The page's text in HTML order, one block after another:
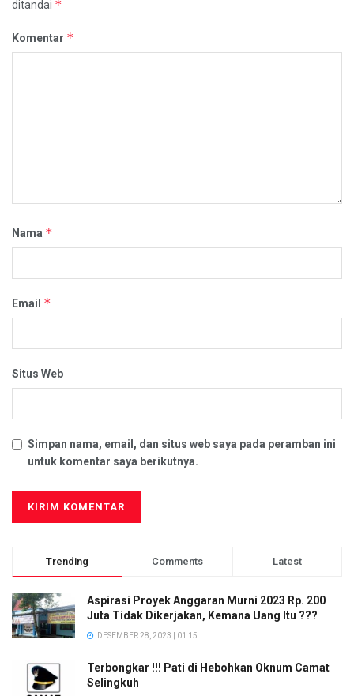
ditandai *
Komentar *
Nama *
Email *
Situs Web
Simpan nama, email, dan situs web saya pada peramban ini
untuk komentar saya berikutnya.
Trending Comments Latest
Aspirasi Proyek Anggaran Murni 2023 Rp. 200
Juta Tidak Dikerjakan, Kemana Uang Itu ???
DESEMBER 28, 2023 | 01:15
Terbongkar !!! Pati di Hebohkan Oknum Camat
Selingkuh